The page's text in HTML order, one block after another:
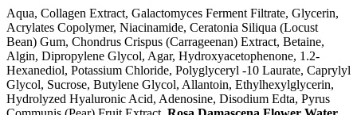
Aqua, Collagen Extract, Galactomyces Ferment Filtrate, Glycerin,
Acrylates Copolymer, Niacinamide, Ceratonia Siliqua (Locust
Bean) Gum, Chondrus Crispus (Carrageenan) Extract, Betaine,
Algin, Dipropylene Glycol, Agar, Hydroxyacetophenone, 1.2-
Hexanediol, Potassium Chloride, Polyglyceryl -10 Laurate, Caprylyl
Glycol, Sucrose, Butylene Glycol, Allantoin, Ethylhexylglycerin,
Hydrolyzed Hyaluronic Acid, Adenosine, Disodium Edta, Pyrus